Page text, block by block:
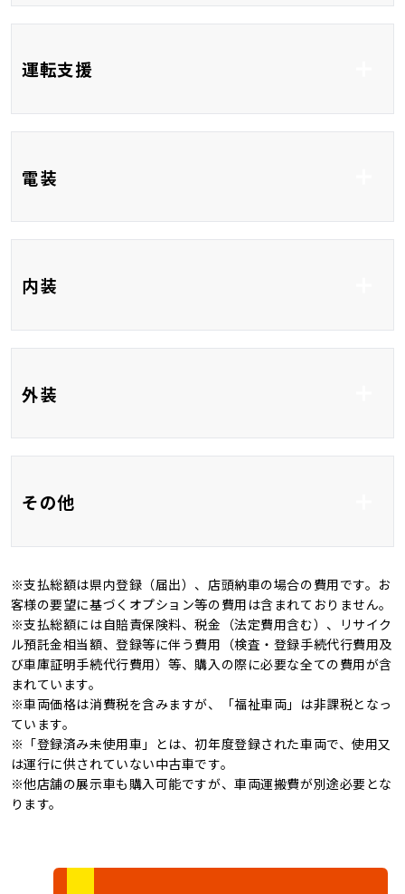
運転支援
電装
内装
外装
バックカメラ ＬＥＤ
オートマチックハイビ
ーム
オートライト
その他
記録簿 4WD
キャンピングカー
※支払総額は県内登録（届出）、店頭納車の場合の費用です。お
客様の要望に基づくオプション等の費用は含まれておりません。
※支払総額には自賠責保険料、税金（法定費用含む）、リサイク
ル預託金相当額、登録等に伴う費用（検査・登録手続代行費用及
び車庫証明手続代行費用）等、購入の際に必要な全ての費用が含
まれています。
※車両価格は消費税を含みますが、「福祉車両」は非課税となっ
ています。
※「登録済み未使用車」とは、初年度登録された車両で、使用又
は運行に供されていない中古車です。
※他店舗の展示車も購入可能ですが、車両運搬費が別途必要とな
ります。